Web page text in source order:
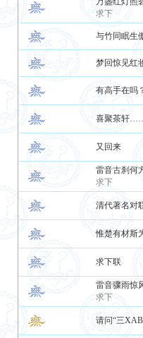
求下
与竹同眠生
梦回惊见红
有高手在吗
喜聚茶轩
又回来
雷音古刹何
求下
清代著名对
惟楚有材斯
求下联
雷音骤雨惊
求下
请问“三